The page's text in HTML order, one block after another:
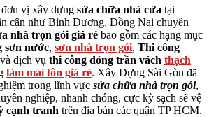
vị xây dựng sửa chữa nhà cửa tại
cận như Bình Dương, Đồng Nai chuyên
nhà trọn gói giá rẻ bao gồm các hạng mục
sơn nước, sơn nhà trọn gói, Thi công
dịch vụ thi công đóng trần vách thạch
làm mái tôn giá rẻ. Xây Dựng Sài Gòn đã
trong lĩnh vực sửa chữa nhà trọn gói,
nghiệp, nhanh chóng, cực kỳ sạch sẽ vệ
cạnh tranh trên đia bàn các quận TP HCM.